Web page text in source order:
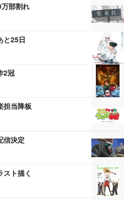
部割れ
と25日
2冠
担当降板
信決定
スト描く